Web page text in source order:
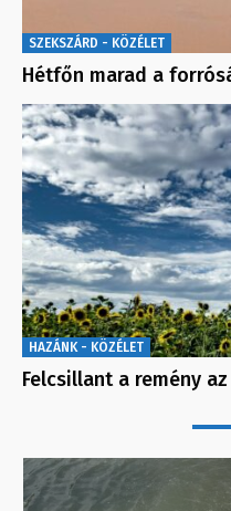
SZEKSZÁRD - KÖZÉLET
Hétfőn marad a
HAZÁNK - KÖZÉLET
Felcsillant a remény